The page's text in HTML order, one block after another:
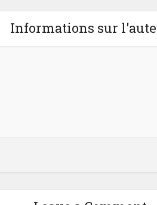
Informations sur